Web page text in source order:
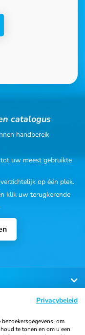
catalogus
handbereik
uw meest gebruikte
op één plek.
klik uw terugkerende
Privacybeleid
om
te tonen en om u een